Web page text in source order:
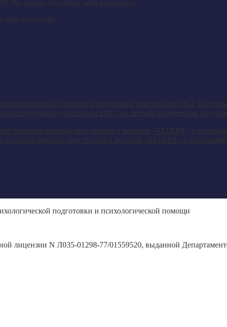
подготовки и психологической помощи
лицензии N Л035-01298-77/01559520, выданной